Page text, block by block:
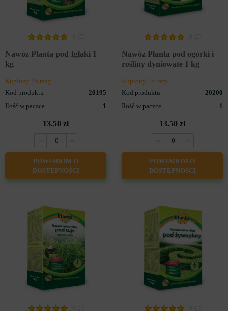
Nawóz Planta pod Iglaki 1
kg
Kupiony 25 razy
Kod produktu
20195
Ilość w paczce
1
13.50 zł
POWIADOM O
DOSTĘPNOŚCI
Nawóz Planta pod ogórki i
rośliny dyniowate 1 kg
Kupiony 45 razy
Kod produktu
20200
Ilość w paczce
1
13.50 zł
POWIADOM O
DOSTĘPNOŚCI